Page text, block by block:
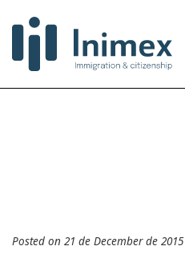
Posted on 21 de December de 2015